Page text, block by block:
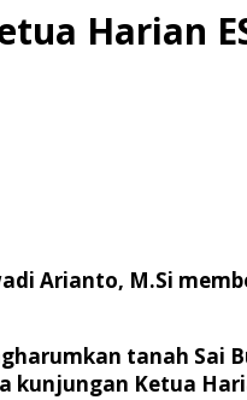
Harian
Arianto, M.Si
tanah Sai
Ketua